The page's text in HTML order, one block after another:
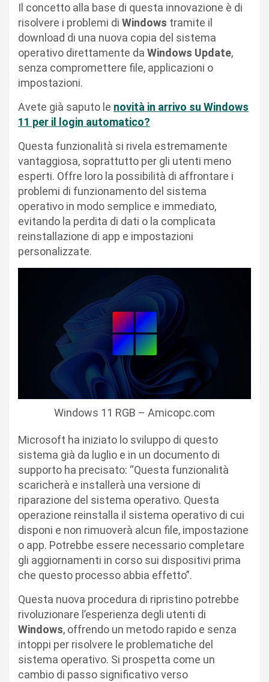
Il concetto alla base di questa innovazione è di
risolvere i problemi di Windows tramite il
download di una nuova copia del sistema
operativo direttamente da Windows Update,
senza compromettere file, applicazioni o
impostazioni.
Avete già saputo le novità in arrivo su Windows
11 per il login automatico?
Questa funzionalità si rivela estremamente
vantaggiosa, soprattutto per gli utenti meno
esperti. Offre loro la possibilità di affrontare i
problemi di funzionamento del sistema
operativo in modo semplice e immediato,
evitando la perdita di dati o la complicata
reinstallazione di app e impostazioni
personalizzate.
Windows 11 RGB – Amicopc.com
Microsoft ha iniziato lo sviluppo di questo
sistema già da luglio e in un documento di
supporto ha precisato: “Questa funzionalità
scaricherà e installerà una versione di
riparazione del sistema operativo. Questa
operazione reinstalla il sistema operativo di cui
disponi e non rimuoverà alcun file, impostazione
o app. Potrebbe essere necessario completare
gli aggiornamenti in corso sui dispositivi prima
che questo processo abbia effetto”.
Questa nuova procedura di ripristino potrebbe
rivoluzionare l’esperienza degli utenti di
Windows, offrendo un metodo rapido e senza
intoppi per risolvere le problematiche del
sistema operativo. Si prospetta come un
cambio di passo significativo verso